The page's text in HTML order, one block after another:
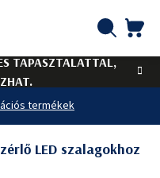
TAPASZTALATTAL,
termékek
LED szalagokhoz